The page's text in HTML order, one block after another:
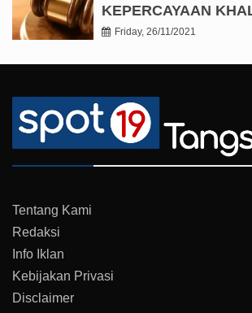
KEPERCAYAAN
Friday, 26/11/2021
Tentang Kami
Redaksi
Info Iklan
Kebijakan Privasi
Disclaimer